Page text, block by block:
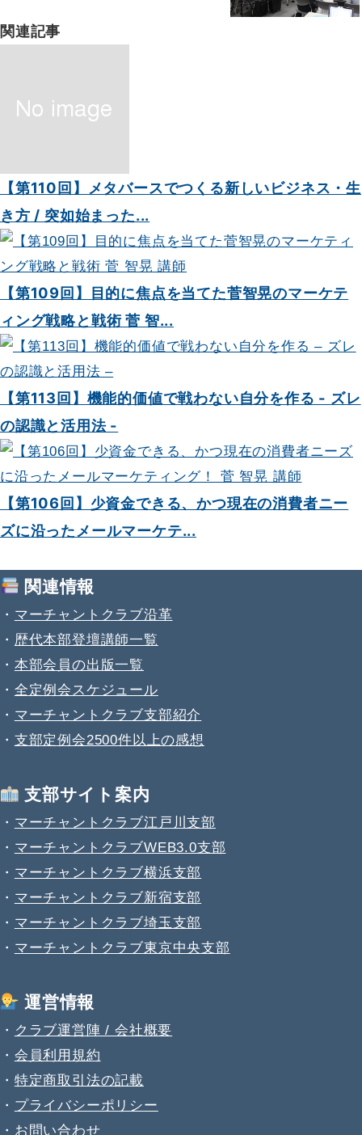
ョ
関連記事
【第110回】メタバースでつくる新しいビジネス・生
き方 / 突如始まった...
【第109回】目的に焦点を当てた菅智晃のマーケテ
ィング戦略と戦術 菅 智...
【第113回】機能的価値で戦わない自分を作る - ズレ
の認識と活用法 -
【第106回】少資金できる、かつ現在の消費者ニー
ズに沿ったメールマーケテ...
関連情報
・ マーチャントクラブ沿革
・ 歴代本部登壇講師一覧
・ 本部会員の出版一覧
・ 全定例会スケジュール
・ マーチャントクラブ支部紹介
・ 支部定例会2500件以上の感想
支部サイト案内
・ マーチャントクラブ江戸川支部
・ マーチャントクラブWEB3.0支部
・ マーチャントクラブ横浜支部
・ マーチャントクラブ新宿支部
・ マーチャントクラブ埼玉支部
・ マーチャントクラブ東京中央支部
運営情報
・ クラブ運営陣 / 会社概要
・ 会員利用規約
・ 特定商取引法の記載
・ プライバシーポリシー
・ お問い合わせ